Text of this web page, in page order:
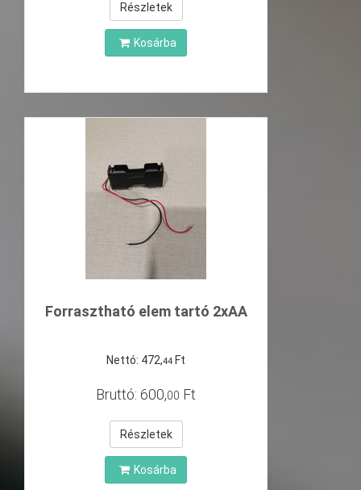
Részletek
Kosárba
Forrasztható elem tartó 2xAA
Nettó: 472,44 Ft
Bruttó: 600,00 Ft
Részletek
Kosárba